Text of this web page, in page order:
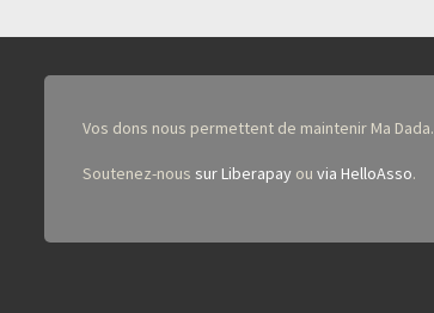
Vos dons nous permettent de maintenir Ma Dada.
Soutenez-nous sur Liberapayou via HelloAsso.